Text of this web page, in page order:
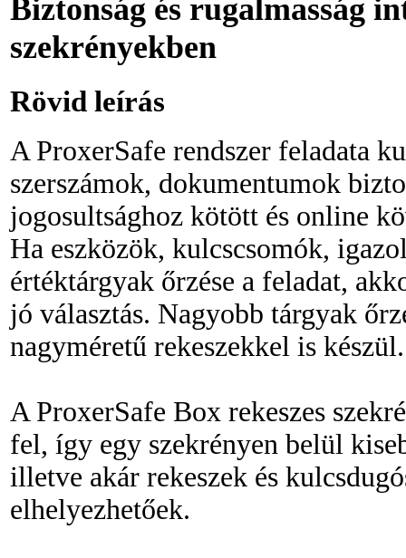
Biztonság és rugalmasság
szekrényekben
Rövid leírás
A ProxerSafe rendszer feladata
szerszámok, dokumentumok
jogosultsághoz kötött és online
Ha eszközök, kulcscsomók,
értéktárgyak őrzése a feladat,
jó választás. Nagyobb tárgyak
nagyméretű rekeszekkel is készül.
A ProxerSafe Box rekeszes
fel, így egy szekrényen belül
illetve akár rekeszek és
elhelyezhetőek.